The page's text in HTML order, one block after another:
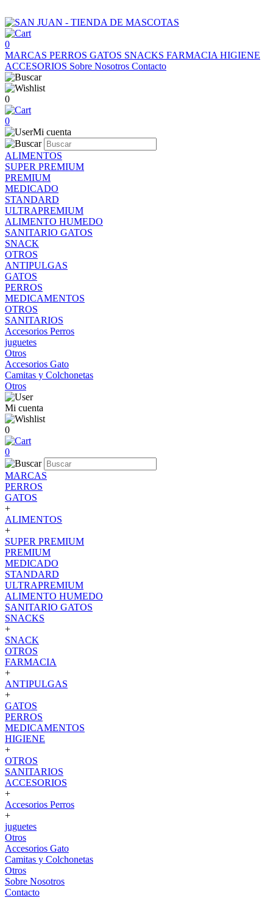
0
MARCAS PERROS GATOS SNACKS FARMACIA HIGIENE
ACCESORIOS Sobre Nosotros Contacto
0
0
Mi cuenta
ALIMENTOS
SUPER PREMIUM
PREMIUM
MEDICADO
STANDARD
ULTRAPREMIUM
ALIMENTO HUMEDO
SANITARIO GATOS
SNACK
OTROS
ANTIPULGAS
GATOS
PERROS
MEDICAMENTOS
OTROS
SANITARIOS
Accesorios Perros
juguetes
Otros
Accesorios Gato
Camitas y Colchonetas
Otros
Mi cuenta
0
0
MARCAS
PERROS
GATOS
+
ALIMENTOS
+
SUPER PREMIUM
PREMIUM
MEDICADO
STANDARD
ULTRAPREMIUM
ALIMENTO HUMEDO
SANITARIO GATOS
SNACKS
+
SNACK
OTROS
FARMACIA
+
ANTIPULGAS
+
GATOS
PERROS
MEDICAMENTOS
HIGIENE
+
OTROS
SANITARIOS
ACCESORIOS
+
Accesorios Perros
+
juguetes
Otros
Accesorios Gato
Camitas y Colchonetas
Otros
Sobre Nosotros
Contacto